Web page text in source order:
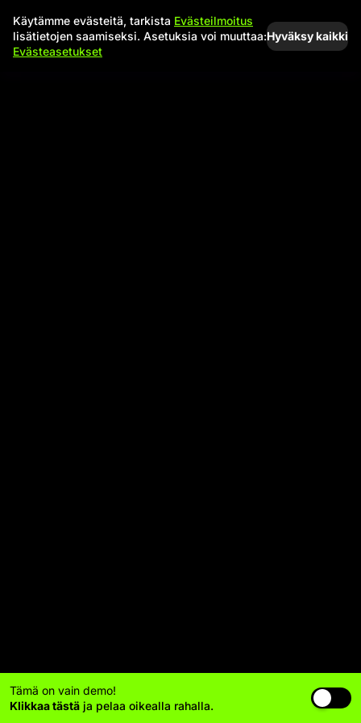
Tämä on vain demo!
Klikkaa tästä ja pelaa oikealla rahalla.
Käytämme evästeitä, tarkista Evästeilmoitus
lisätietojen saamiseksi. Asetuksia voi muuttaa:
Evästeasetukset
Hyväksy kaikki